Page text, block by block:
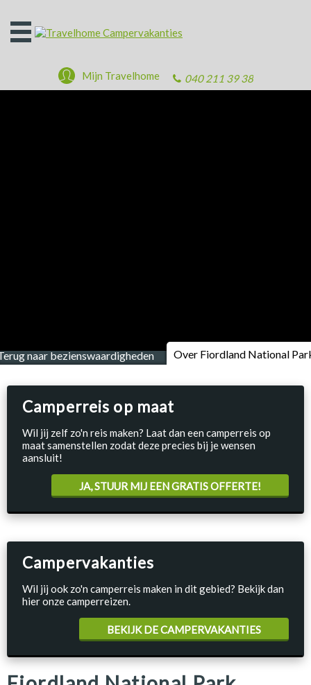
Open
het
040 211 39 38
Mijn Travelhome
naar bezienswaardigheden Over Fiordland National
Camperreis op maat
Wil jij zelf zo'n reis maken? Laat dan een camperreis op
maat samenstellen zodat deze precies bij je wensen
aansluit!
JA, STUUR MIJ EEN GRATIS OFFERTE!
Campervakanties
Wil jij ook zo'n camperreis maken in dit gebied? Bekijk dan
hier onze camperreizen.
BEKIJK DE CAMPERVAKANTIES